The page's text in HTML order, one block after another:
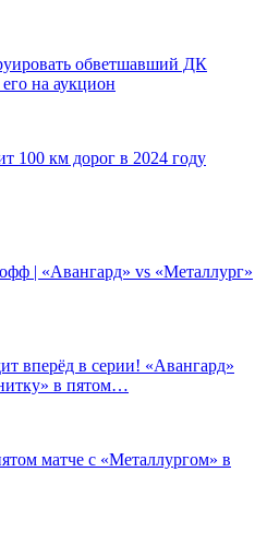
обветшавший ДК
на аукцион
100 км дорог в 2024 году
| «Авангард» vs «Металлург»
вперёд в серии! «Авангард»
в пятом…
матче с «Металлургом» в